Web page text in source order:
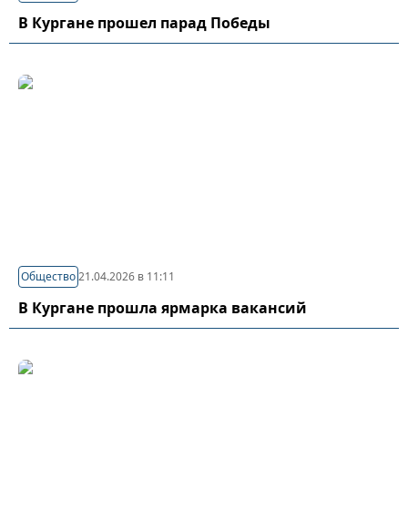
В Кургане прошел парад Победы
Общество21.04.2026 в 11:11
В Кургане прошла ярмарка вакансий